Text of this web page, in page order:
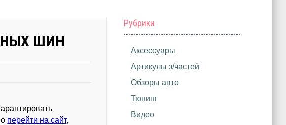
ШИН
перейти на сайт,
Рубрики
Аксессуары
Артикулы з/частей
Обзоры авто
Тюнинг
Видео